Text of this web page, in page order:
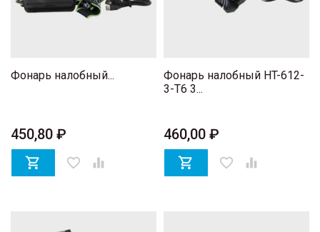
Фонарь налобный...
450,80 ₽
 favorite_border 
Фонарь налобный HT-612-
3-T6 3...
460,00 ₽
 favorite_border 